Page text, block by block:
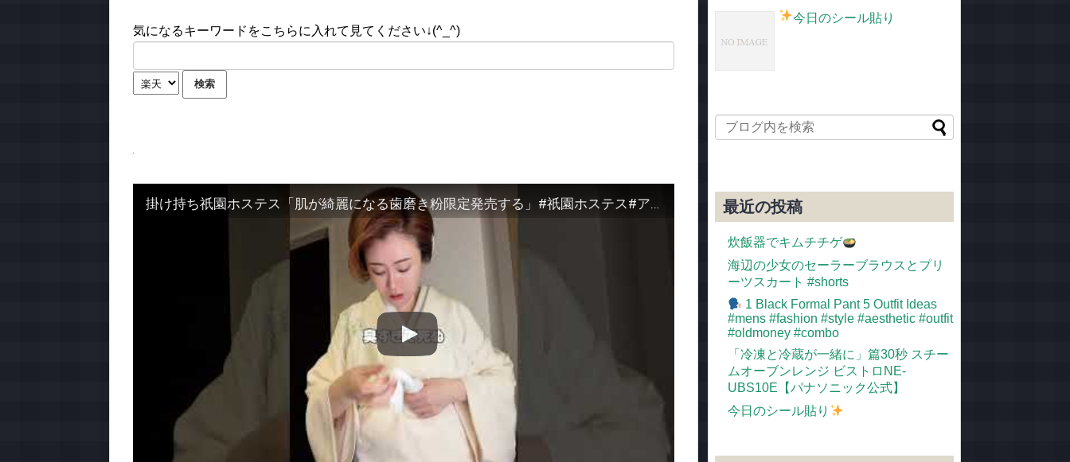
気になるキーワードをこちらに入れて見てください↓(^_^)
掛け持ち祇園ホステス「肌が綺麗になる歯磨き粉限定発売する」#祇園ホステス#アラフォー#美容おたく#京都メンズ脱毛#歯磨き粉
今日のシール貼り
最近の投稿
炊飯器でキムチチゲ
海辺の少女のセーラーブラウスとプリ
ーツスカート #shorts
1 Black Formal Pant 5 Outfit Ideas
#mens #fashion #style #aesthetic #outfit
#oldmoney #combo
「冷凍と冷蔵が一緒に」篇30秒 スチー
ムオーブンレンジ ビストロNE-
UBS10E【パナソニック公式】
今日のシール貼り